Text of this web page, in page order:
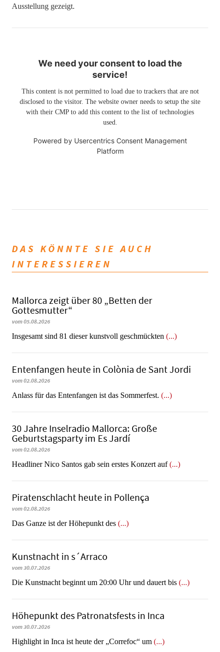
Ausstellung gezeigt.
We need your consent to load the
service!
This content is not permitted to load due to trackers that are not
disclosed to the visitor. The website owner needs to setup the site
with their CMP to add this content to the list of technologies
used.
Powered by Usercentrics Consent Management
Platform
DAS KÖNNTE SIE AUCH
INTERESSIEREN
Mallorca zeigt über 80 „Betten der
Gottesmutter“
vom 05.08.2026
Insgesamt sind 81 dieser kunstvoll geschmückten (...)
Entenfangen heute in Colònia de Sant Jordi
vom 02.08.2026
Anlass für das Entenfangen ist das Sommerfest. (...)
30 Jahre Inselradio Mallorca: Große
Geburtstagsparty im Es Jardí
vom 02.08.2026
Headliner Nico Santos gab sein erstes Konzert auf(...)
Piratenschlacht heute in Po­llen­ça
vom 02.08.2026
​​​​​​​Das Ganze ist der Höhepunkt des (...)
Kunstnacht in s´Arraco
vom 30.07.2026
Die Kunstnacht beginnt um 20:00 Uhr und dauert bis (...)
Höhepunkt des Patronatsfests in Inca
vom 30.07.2026
Highlight in Inca ist heute der „Correfoc“ um (...)